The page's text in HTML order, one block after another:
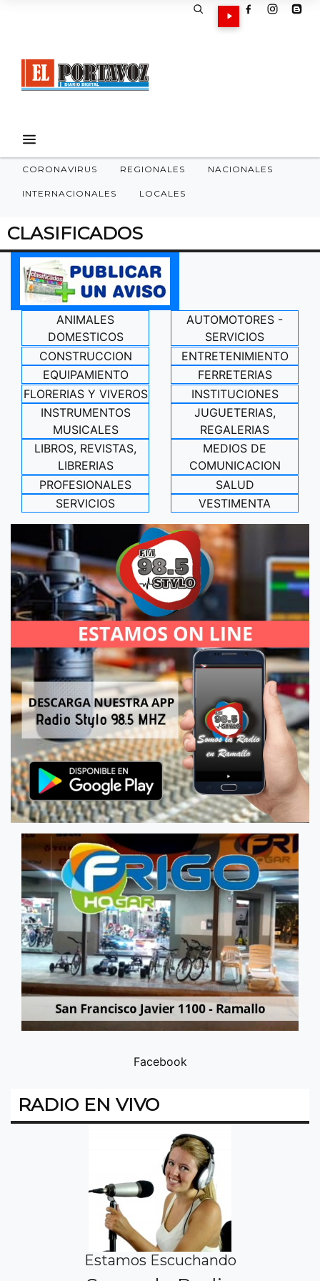
CORONAVIRUS REGIONALES NACIONALES
INTERNACIONALES LOCALES
CLASIFICADOS
ANIMALES
DOMESTICOS
AUTOMOTORES -
SERVICIOS
CONSTRUCCION
ENTRETENIMIENTO
EQUIPAMIENTO
FERRETERIAS
FLORERIAS Y VIVEROS
INSTITUCIONES
INSTRUMENTOS
MUSICALES
JUGUETERIAS,
REGALERIAS
LIBROS, REVISTAS,
LIBRERIAS
MEDIOS DE
COMUNICACION
PROFESIONALES
SALUD
SERVICIOS
VESTIMENTA
AUN NO HAY AVISOS PUBLICADOS EN ESTE RUBRO
Facebook
RADIO EN VIVO
Estamos Escuchando